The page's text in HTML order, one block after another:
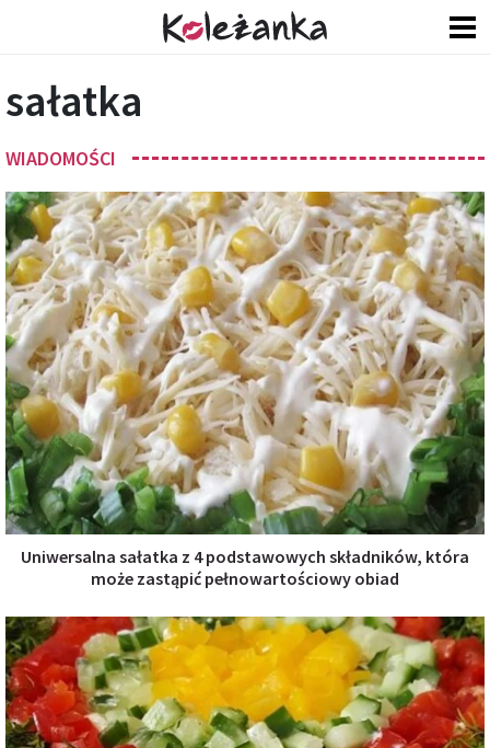
sałatka
WIADOMOŚCI
Uniwersalna sałatka z 4 podstawowych składników, która
może zastąpić pełnowartościowy obiad